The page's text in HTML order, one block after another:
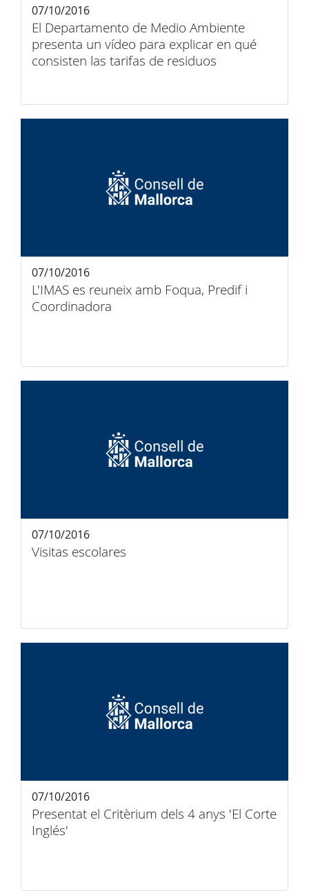
El Departamento de Medio Ambiente
presenta un vídeo para explicar en qué
consisten las tarifas de residuos
07/10/2016
L'IMAS es reuneix amb Foqua, Predif i
Coordinadora
07/10/2016
Visitas escolares
07/10/2016
Presentat el Critèrium dels 4 anys 'El Corte
Inglés'
07/10/2016